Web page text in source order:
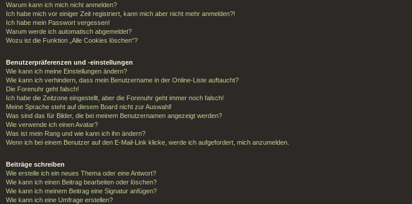
Warum kann ich mich nicht anmelden?
Ich habe mich vor einiger Zeit registriert, kann mich aber nicht mehr anmelden?!
Ich habe mein Passwort vergessen!
Warum werde ich automatisch abgemeldet?
Wozu ist die Funktion „Alle Cookies löschen“?
Benutzerpräferenzen und -einstellungen
Wie kann ich meine Einstellungen ändern?
Wie kann ich verhindern, dass mein Benutzername in der Online-Liste auftaucht?
Die Forenuhr geht falsch!
Ich habe die Zeitzone eingestellt, aber die Forenuhr geht immer noch falsch!
Meine Sprache steht auf diesem Board nicht zur Auswahl!
Was sind das für Bilder, die bei meinem Benutzernamen angezeigt werden?
Wie verwende ich einen Avatar?
Was ist mein Rang und wie kann ich ihn ändern?
Wenn ich bei einem Benutzer auf den E-Mail-Link klicke, werde ich aufgefordert, mich anzumelden.
Beiträge schreiben
Wie erstelle ich ein neues Thema oder eine Antwort?
Wie kann ich einen Beitrag bearbeiten oder löschen?
Wie kann ich meinem Beitrag eine Signatur anfügen?
Wie kann ich eine Umfrage erstellen?